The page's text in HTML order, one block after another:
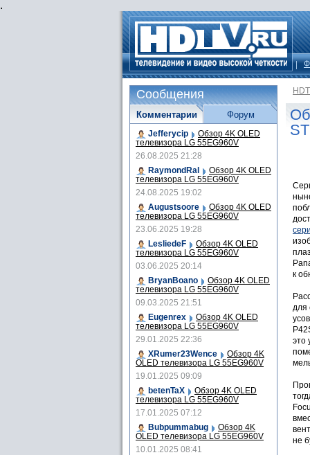
.
к
для
это
не
Сообщения
Комментарии
Jefferycip Обзор 4K OLED
телевизора LG 55EG960V
26.08.2025 21:28
RaymondRal
Обзор 4K OLED
телевизора LG 55EG960V
24.08.2025 19:02
Augustsoore
Обзор 4K OLED
телевизора LG 55EG960V
23.06.2025 19:28
LesliedeF
Обзор 4K OLED
телевизора LG 55EG960V
03.06.2025 20:14
BryanBoano
Обзор 4K OLED
телевизора LG 55EG960V
09.03.2025 21:51
Eugenrex
Обзор 4K OLED
телевизора LG 55EG960V
29.01.2025 22:36
XRumer23Wence
Обзор 4K
OLED телевизора LG 55EG960V
19.01.2025 09:09
betenTaX
Обзор 4K OLED
телевизора LG 55EG960V
17.01.2025 07:12
Bubpummabug
Обзор 4K
OLED телевизора LG 55EG960V
10.01.2025 08:41
Форум